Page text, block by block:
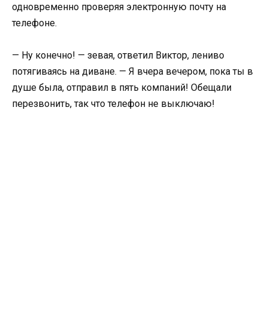
одновременно проверяя электронную почту на
телефоне.
— Ну конечно! — зевая, ответил Виктор, лениво
потягиваясь на диване. — Я вчера вечером, пока ты в
душе была, отправил в пять компаний! Обещали
перезвонить, так что телефон не выключаю!